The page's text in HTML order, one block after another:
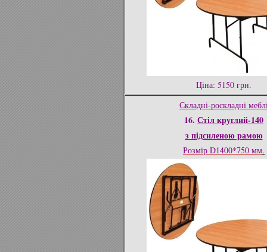
Ціна: 5150 грн.
Складні-роскладні
16. Стіл круглий-140
з підсиленою рамою
Розмір D1400*750 мм.